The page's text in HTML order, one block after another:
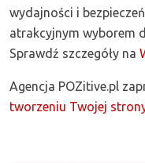
wydajności i
atrakcyjnym wyborem
Sprawdź szczegóły na
Agencja POZitive.pl
tworzeniu Twojej